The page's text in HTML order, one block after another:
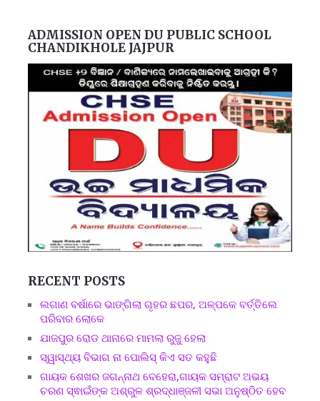
ADMISSION OPEN DU PUBLIC SCHOOL
CHANDIKHOLE JAJPUR
RECENT POSTS
ଲଗାଣ ବର୍ଷାରେ ଭାଙ୍ଗିଲା ଗୃହର ଛପର, ଅଳ୍ପକେ ବର୍ତ୍ତିଲେ
ପରିବାର ଲୋକେ
ଯାଜପୁର ରୋଡ ଥାନାରେ ମାମଲା ରୁଜୁ ହେଲା
ସ୍ୱାସ୍ଥ୍ୟ ବିଭାଗ ନା ପୋଲିସ୍ କିଏ ସତ କହୁଛି
ଗାୟକ ଶେଖର ଜଗନ୍ନାଥ ବେହେରା,ଗାୟକ ସମ୍ରାଟ ଅଭୟ
ଚରଣ ସ୍ଵାଇଁଙ୍କ ଅଶ୍ରୁଳ ଶ୍ରଦ୍ଧାଞ୍ଜଳୀ ସଭା ଅନୁଷ୍ଠିତ ହେବ